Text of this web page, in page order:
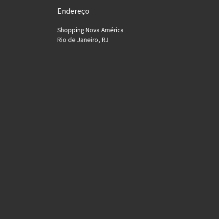
Endereço
Shopping Nova América
Rio de Janeiro, RJ